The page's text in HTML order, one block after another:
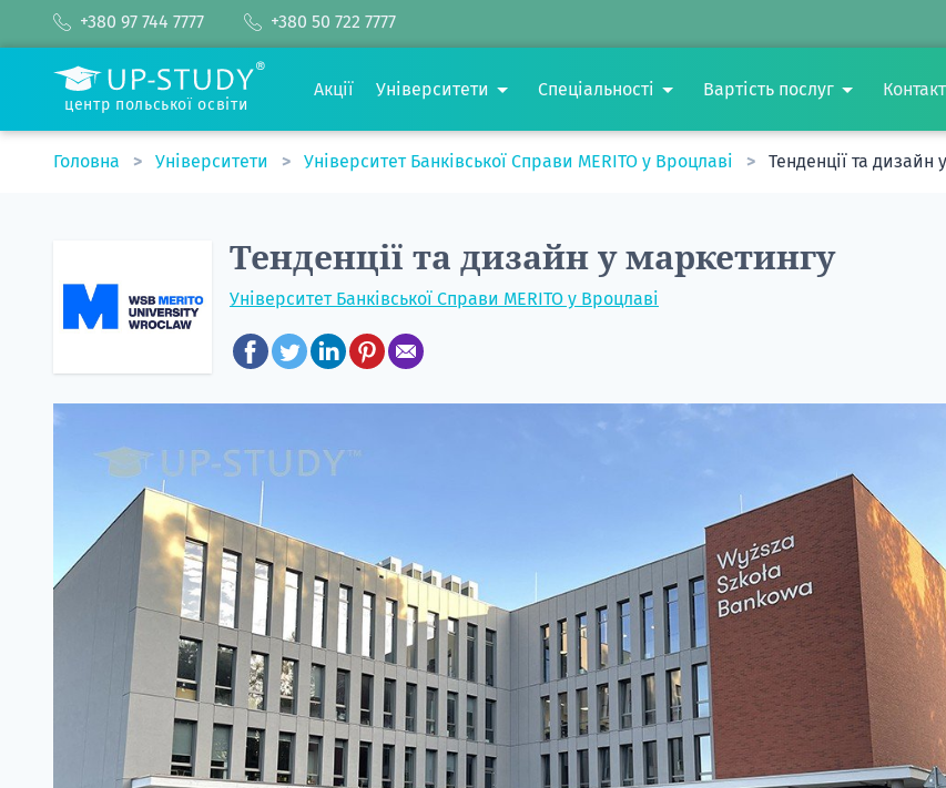
+380 97 744 7777 +380 50 722 7777
центр польської освіти
Акції Університети Спеціальності Вартість послуг
Головна Університети Університет Банківської Справи MERITO у Вроцлаві Тенденції та дизайн
Тенденції та дизайн у маркетингу
Університет Банківської Справи MERITO у Вроцлаві